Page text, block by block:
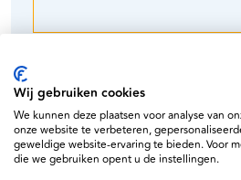
Specificaties
Wij gebruiken cookies
We kunnen deze plaatsen voor analyse van
onze website te verbeteren,
geweldige website-ervaring te bieden. Voor
die we gebruiken opent u de instellingen.